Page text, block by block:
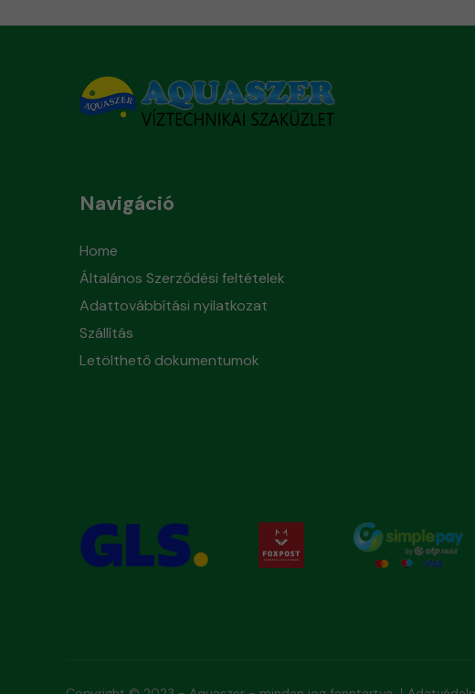
Navigáció
Home
Általános Szerződési feltételek
Adattovábbítási nyilatkozat
Szállítás
Letölthető dokumentumok